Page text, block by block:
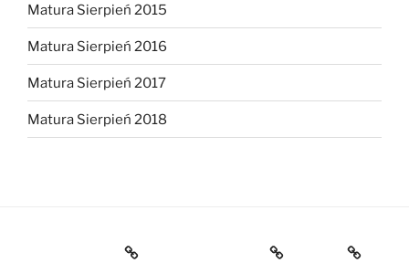
Matura Sierpień 2015
Matura Sierpień 2016
Matura Sierpień 2017
Matura Sierpień 2018
Strona główna Dlaczego warto? O mnie